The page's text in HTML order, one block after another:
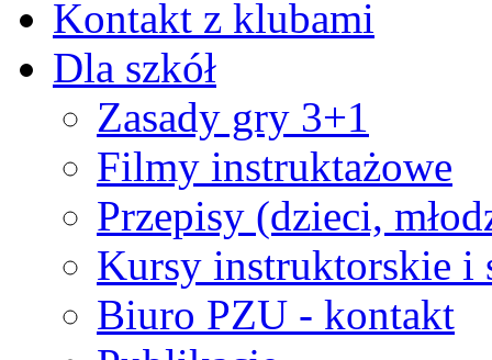
Kontakt z klubami
Dla szkół
Zasady gry 3+1
Filmy instruktażowe
Przepisy (dzieci,
Kursy instruktorskie i
Biuro PZU - kontakt